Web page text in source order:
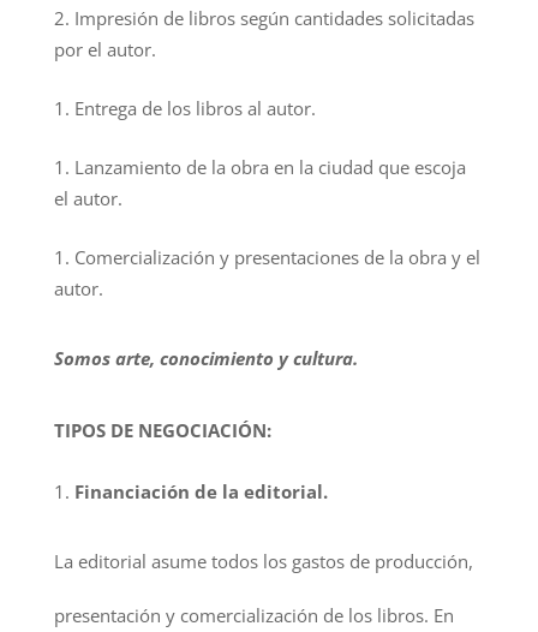
Impresión de libros según cantidades solicitadas
por el autor.
Entrega de los libros al autor.
Lanzamiento de la obra en la ciudad que escoja
el autor.
Comercialización y presentaciones de la obra y el
autor.
Somos arte, conocimiento y cultura.
TIPOS DE NEGOCIACIÓN:
Financiación de la editorial.
La editorial asume todos los gastos de producción,
presentación y comercialización de los libros. En